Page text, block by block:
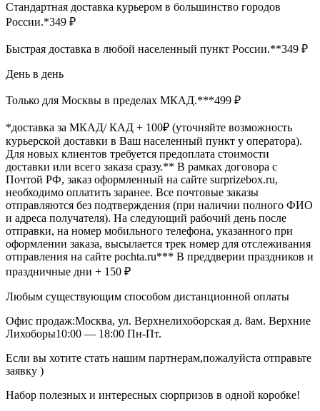
Стандартная доставка курьером в большинство городов
России.*349 ₽
Быстрая доставка в любой населенный пункт России.**349 ₽
День в день
Только для Москвы в пределах МКАД.***499 ₽
*доставка за МКАД/ КАД + 100₽ (уточняйте возможность
курьерской доставки в Ваш населенный пункт у оператора).
Для новых клиентов требуется предоплата стоимости
доставки или всего заказа сразу.** В рамках договора с
Почтой РФ, заказ оформленный на сайте surprizebox.ru,
необходимо оплатить заранее. Все почтовые заказы
отправляются без подтверждения (при наличии полного ФИО
и адреса получателя). На следующий рабочий день после
отправки, на номер мобильного телефона, указанного при
оформлении заказа, высылается трек номер для отслеживания
отправления на сайте pochta.ru*** В преддверии праздников и
праздничные дни + 150 ₽
Любым существующим способом дистанционной оплаты
Офис продаж:Москва, ул. Верхнелихоборская д. 8ам. Верхние
Лихоборы10:00 — 18:00 Пн-Пт.
Если вы хотите стать нашим партнерам,пожалуйста отправьте
заявку )
Набор полезных и интересных сюрпризов в одной коробке!